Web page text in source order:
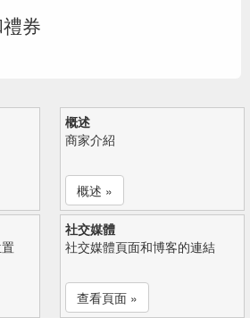
券
概述
商家介紹
概述 »
社交媒體
社交媒體頁面和博客的連結
查看頁面 »